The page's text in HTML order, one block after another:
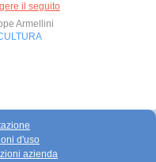
il seguito
Armellini
d'uso
azienda